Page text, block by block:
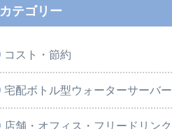
カテゴリー
コスト・節約
宅配ボトル型ウォーターサーバー
店舗・オフィス・フリードリンク